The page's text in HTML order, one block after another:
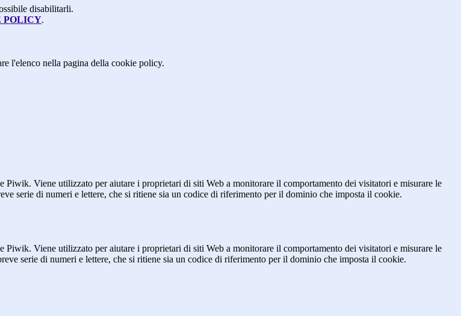
disabilitarli.
POLICY.
l'elenco nella pagina della cookie policy.
Piwik. Viene utilizzato per aiutare i proprietari di siti Web a monitorare il comportamento dei visitatori e misurare le
serie di numeri e lettere, che si ritiene sia un codice di riferimento per il dominio che imposta il cookie.
Piwik. Viene utilizzato per aiutare i proprietari di siti Web a monitorare il comportamento dei visitatori e misurare le
serie di numeri e lettere, che si ritiene sia un codice di riferimento per il dominio che imposta il cookie.